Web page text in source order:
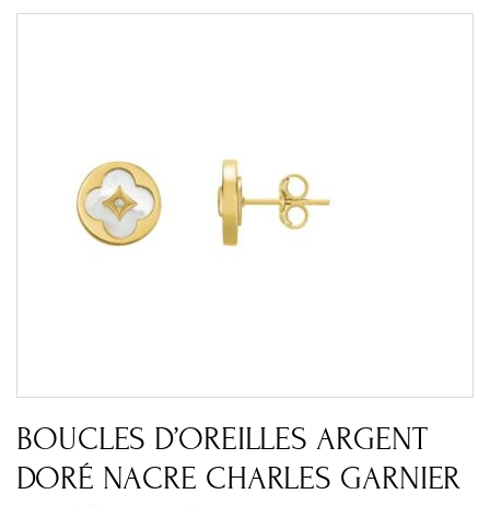
BOUCLES D’OREILLES ARGENT
DORÉ NACRE CHARLES GARNIER